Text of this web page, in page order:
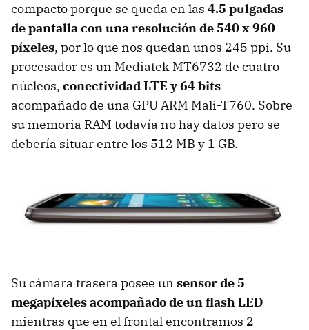
compacto porque se queda en las 4.5 pulgadas
de pantalla con una resolución de 540 x 960
píxeles, por lo que nos quedan unos 245 ppi. Su
procesador es un Mediatek MT6732 de cuatro
núcleos, conectividad LTE y 64 bits
acompañado de una GPU ARM Mali-T760. Sobre
su memoria RAM todavía no hay datos pero se
debería situar entre los 512 MB y 1 GB.
Su cámara trasera posee un sensor de 5
megapíxeles acompañado de un flash LED
mientras que en el frontal encontramos 2